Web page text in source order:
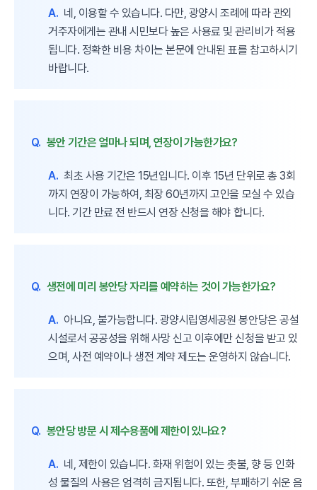
A. 네, 이용할 수 있습니다. 다만, 광양시 조례에 따라 관외
거주자에게는 관내 시민보다 높은 사용료 및 관리비가 적용
됩니다. 정확한 비용 차이는 본문에 안내된 표를 참고하시기
바랍니다.
Q. 봉안 기간은 얼마나 되며, 연장이 가능한가요?
A. 최초 사용 기간은 15년입니다. 이후 15년 단위로 총 3회
까지 연장이 가능하여, 최장 60년까지 고인을 모실 수 있습
니다. 기간 만료 전 반드시 연장 신청을 해야 합니다.
Q. 생전에 미리 봉안당 자리를 예약하는 것이 가능한가요?
A. 아니요, 불가능합니다. 광양시립영세공원 봉안당은 공설
시설로서 공공성을 위해 사망 신고 이후에만 신청을 받고 있
으며, 사전 예약이나 생전 계약 제도는 운영하지 않습니다.
Q. 봉안당 방문 시 제수용품에 제한이 있나요?
A. 네, 제한이 있습니다. 화재 위험이 있는 촛불, 향 등 인화
성 물질의 사용은 엄격히 금지됩니다. 또한, 부패하기 쉬운 음